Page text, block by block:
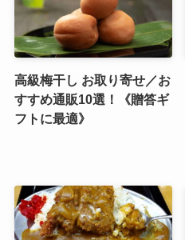
高級梅干し お取り寄せ／お
すすめ通販10選！《贈答ギ
フトに最適》